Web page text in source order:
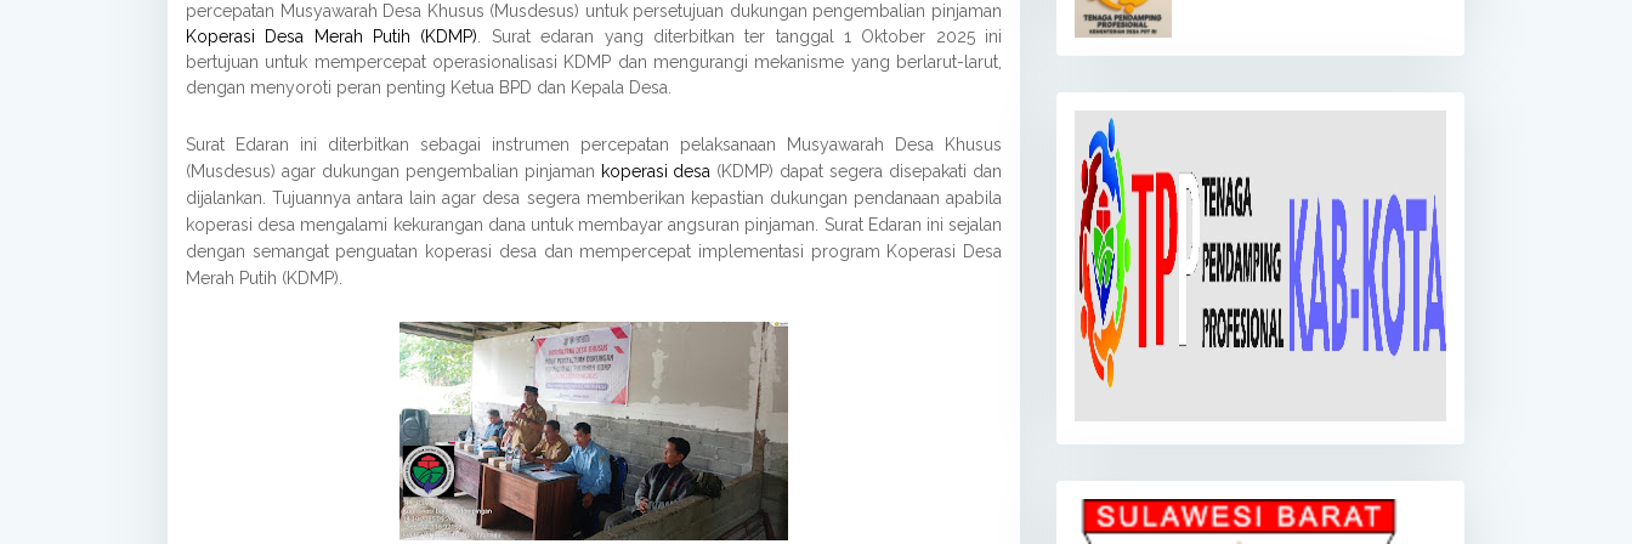
percepatan Musyawarah Desa Khusus (Musdesus) untuk persetujuan dukungan pengembalian pinjaman
Koperasi Desa Merah Putih (KDMP) . Surat edaran yang diterbitkan ter tanggal 1 Oktober 2025 ini
bertujuan untuk mempercepat operasionalisasi KDMP dan mengurangi mekanisme yang berlarut-larut,
dengan menyoroti peran penting Ketua BPD dan Kepala Desa.
Surat Edaran ini diterbitkan sebagai instrumen percepatan pelaksanaan Musyawarah Desa Khusus
(Musdesus) agar dukungan pengembalian pinjaman koperasi desa (KDMP) dapat segera disepakati dan
dijalankan. Tujuannya antara lain agar desa segera memberikan kepastian dukungan pendanaan apabila
koperasi desa mengalami kekurangan dana untuk membayar angsuran pinjaman. Surat Edaran ini sejalan
dengan semangat penguatan koperasi desa dan mempercepat implementasi program Koperasi Desa
Merah Putih (KDMP).